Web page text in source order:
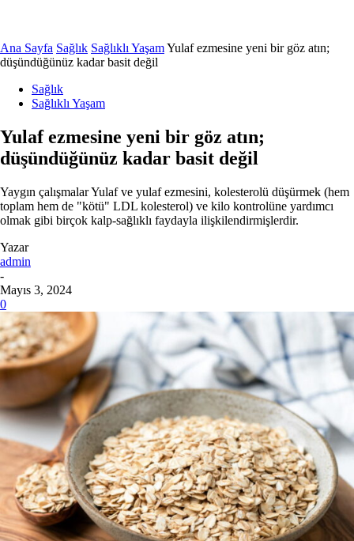
Ana Sayfa Sağlık Sağlıklı YaşamYulaf ezmesine yeni bir göz atın;
düşündüğünüz kadar basit değil
Sağlık
Sağlıklı Yaşam
Yulaf ezmesine yeni bir göz atın;
düşündüğünüz kadar basit değil
Yaygın çalışmalar Yulaf ve yulaf ezmesini, kolesterolü düşürmek (hem
toplam hem de "kötü" LDL kolesterol) ve kilo kontrolüne yardımcı
olmak gibi birçok kalp-sağlıklı faydayla ilişkilendirmişlerdir.
Yazar
admin
-
Mayıs 3, 2024
0